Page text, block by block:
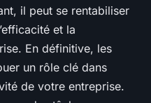
il peut se rentabiliser
et la
En définitive, les
un rôle clé dans
de votre entreprise.